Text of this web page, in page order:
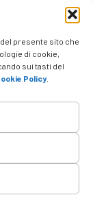
presente sito che
di cookie,
sui tasti del
Policy.
Room
Chiave che
E-